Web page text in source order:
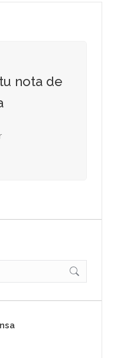
nota de